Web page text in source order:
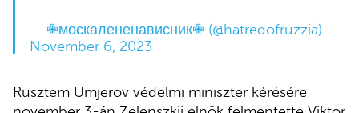
— ✙москалененависник✙ (@hatredofruzzia)
November 6, 2023
Rusztem Umjerov védelmi miniszter kérésére